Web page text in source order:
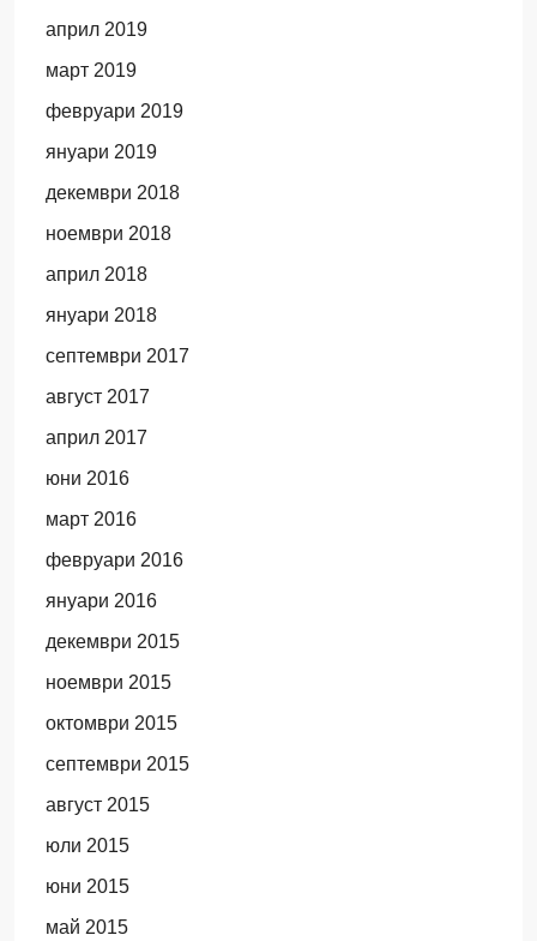
април 2019
март 2019
февруари 2019
януари 2019
декември 2018
ноември 2018
април 2018
януари 2018
септември 2017
август 2017
април 2017
юни 2016
март 2016
февруари 2016
януари 2016
декември 2015
ноември 2015
октомври 2015
септември 2015
август 2015
юли 2015
юни 2015
май 2015